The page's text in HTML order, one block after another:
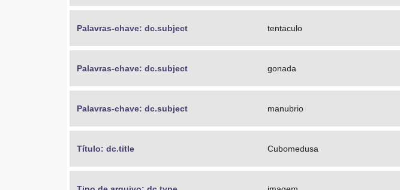
Palavras-chave: dc.subject tentaculo
Palavras-chave: dc.subject gonada
Palavras-chave: dc.subject manubrio
Título: dc.title Cubomedusa